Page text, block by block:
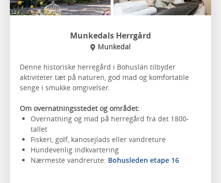
Munkedals Herrgård
Munkedal
Denne historiske herregård i Bohuslän tilbyder
aktiviteter tæt på naturen, god mad og komfortable
senge i smukke omgivelser.
Om overnatningsstedet og området:
Overnatning og mad på herregård fra det 1800-
tallet
Fiskeri, golf, kanosejlads eller vandreture
Hundevenlig indkvartering
Nærmeste vandrerute: Bohusleden etape 16